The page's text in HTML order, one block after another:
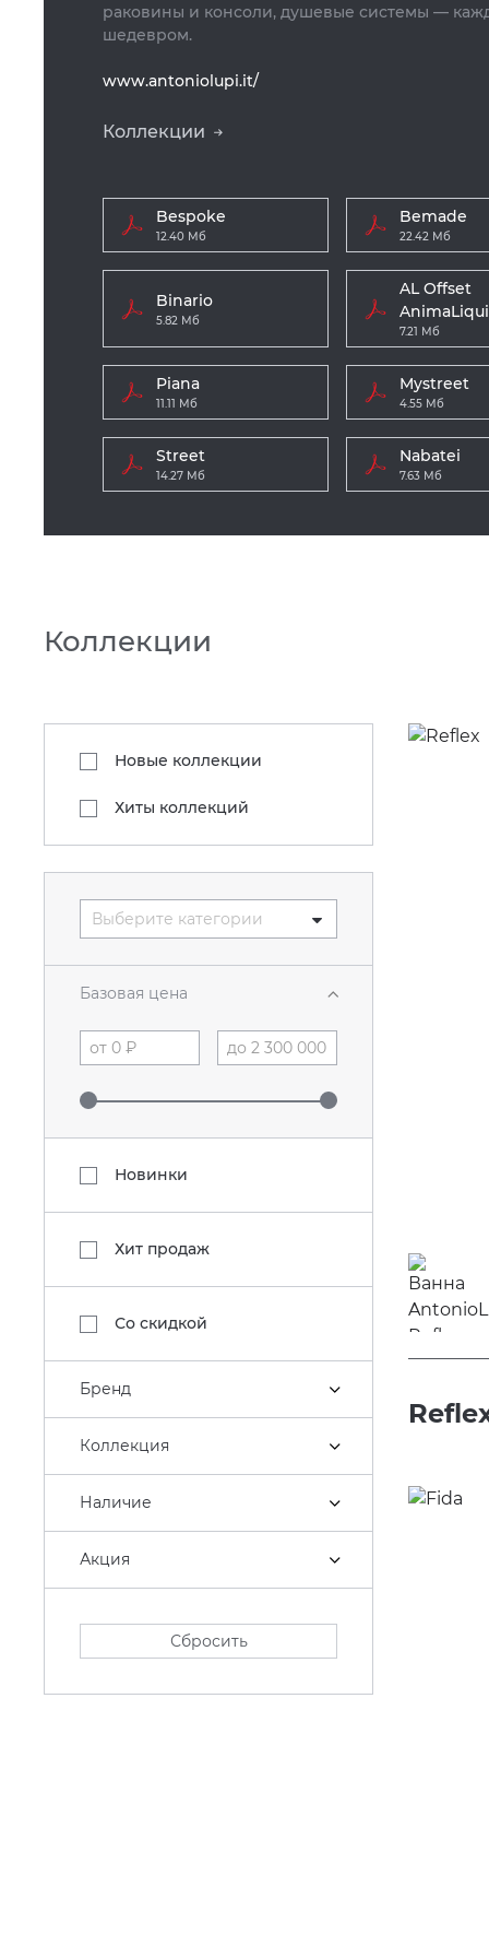
раковины и консоли, душевые системы —
шедевром.
www.antoniolupi.it/
Коллекции
Bespoke
12.40 Мб
Bemade
22.42 Мб
Binario
5.82 Мб
AL Offset
7.21 Мб
Piana
11.11 Мб
Mystreet
4.55 Мб
Street
14.27 Мб
Nabatei
7.63 Мб
Коллекции
Новые коллекции
Хиты коллекций
Выберите категории
Базовая цена
Новинки
Хит продаж
Со скидкой
Бренд
Коллекция
Наличие
Акция
Сбросить